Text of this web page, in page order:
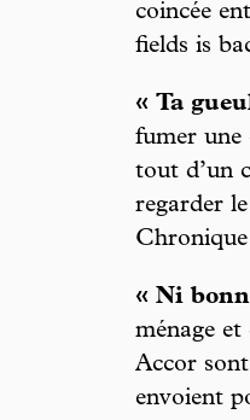
coincée
fields is
« Ta
fumer une
tout d’un
regarder
Chronique
« Ni
ménage
Accor
envoient